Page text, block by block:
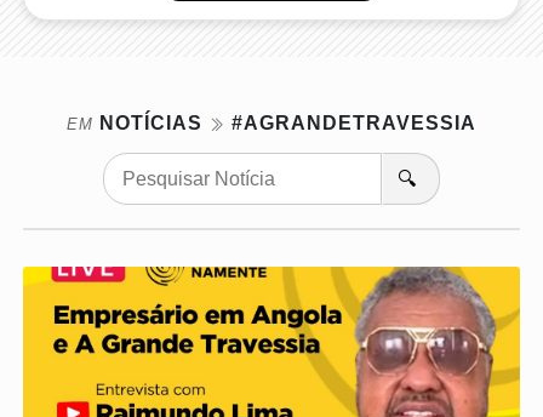
EM NOTÍCIAS #AGRANDETRAVESSIA
🔍